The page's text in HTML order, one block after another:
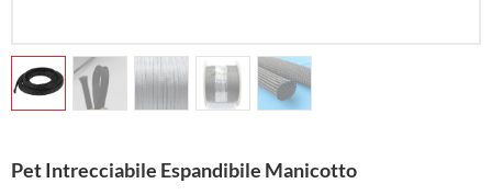
Pet Intrecciabile Espandibile Manicotto